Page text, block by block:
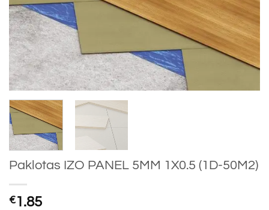
Paklotas IZO PANEL 5MM 1X0.5 (1D-50M2)
€1.85